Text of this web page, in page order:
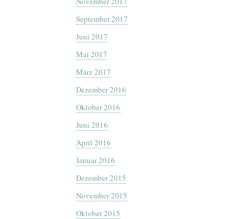
September 2017
Juni 2017
Mai 2017
März 2017
Dezember 2016
Oktober 2016
Juni 2016
April 2016
Januar 2016
Dezember 2015
November 2015
Oktober 2015